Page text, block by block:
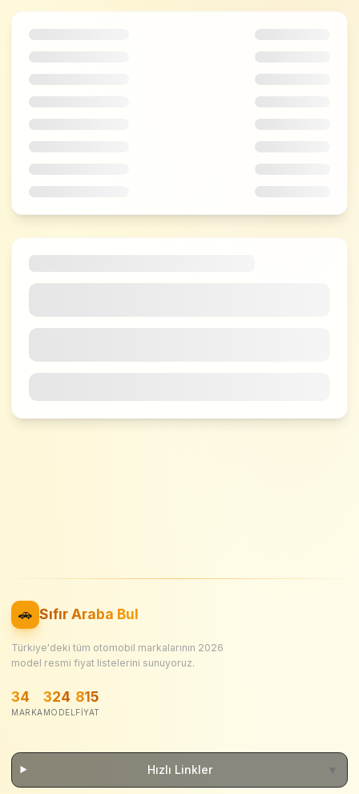
🚗 Sıfır Araba Bul
Türkiye'deki tüm otomobil markalarının 2026
model resmi fiyat listelerini sunuyoruz.
34
MARKA
324
MODEL
815
FIYAT
Hızlı Linkler